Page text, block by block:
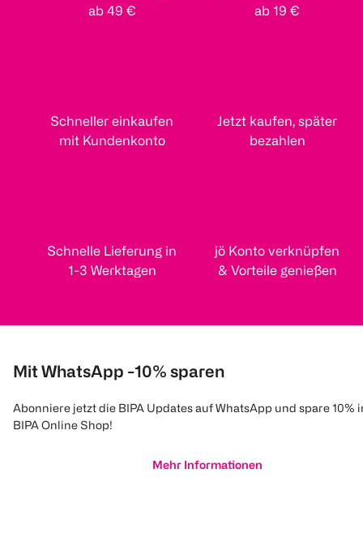
ab 49 €
ab 19 €
Schneller einkaufen
mit Kundenkonto
Jetzt kaufen, später
bezahlen
Schnelle Lieferung in
1-3 Werktagen
jö Konto verknüpfen
& Vorteile genießen
Mit WhatsApp -10% sparen
Abonniere jetzt die BIPA Updates auf WhatsApp und spare 10%
BIPA Online Shop!
Mehr Informationen